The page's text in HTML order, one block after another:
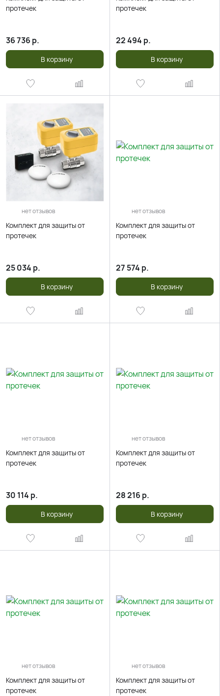
протечек
36 736 р.
В корзину
протечек
22 494 р.
В корзину
нет отзывов
Комплект для защиты от
протечек
25 034 р.
В корзину
нет отзывов
Комплект для защиты от
протечек
27 574 р.
В корзину
нет отзывов
Комплект для защиты от
протечек
30 114 р.
В корзину
нет отзывов
Комплект для защиты от
протечек
28 216 р.
В корзину
нет отзывов
Комплект для защиты от
протечек
нет отзывов
Комплект для защиты от
протечек